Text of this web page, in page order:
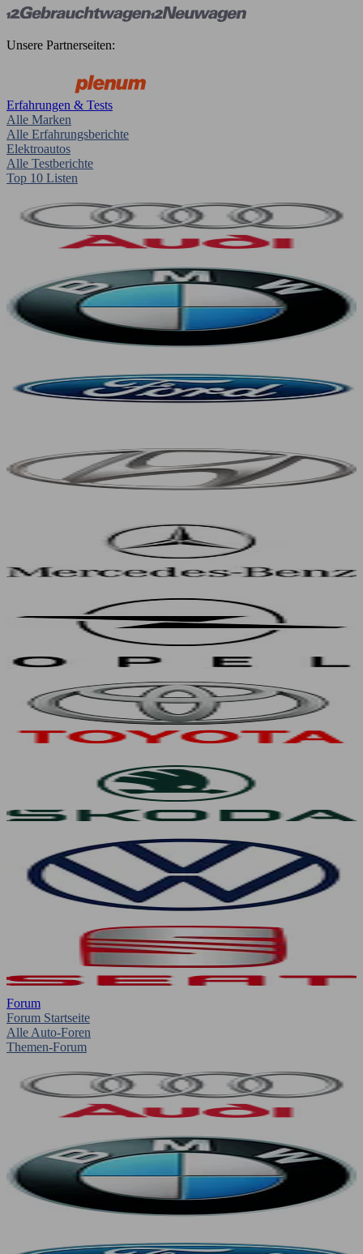
Unsere Partnerseiten:
Erfahrungen & Tests
Alle Marken
Alle Erfahrungsberichte
Elektroautos
Alle Testberichte
Top 10 Listen
Forum
Forum Startseite
Alle Auto-Foren
Themen-Forum